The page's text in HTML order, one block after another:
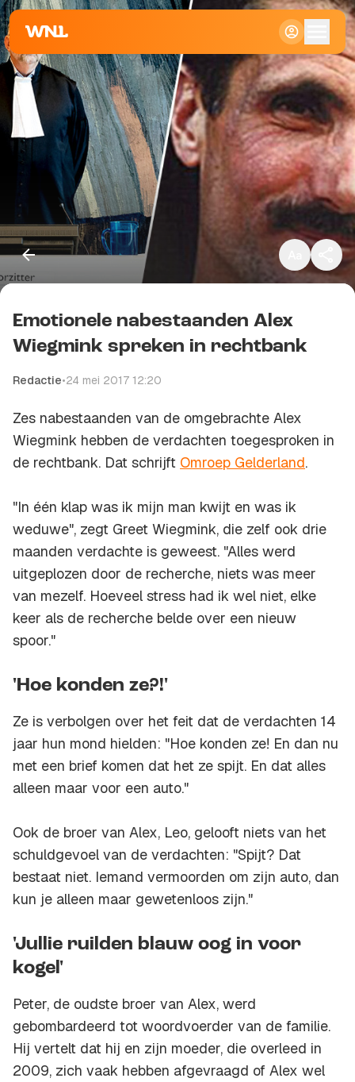
Klein
Standaard
Groot
Kopieer link
Emotionele nabestaanden Alex
Wiegmink spreken in rechtbank
Redactie•24 mei 2017 12:20
Zes nabestaanden van de omgebrachte Alex
Wiegmink hebben de verdachten toegesproken in
de rechtbank. Dat schrijft Omroep Gelderland.
"In één klap was ik mijn man kwijt en was ik
weduwe", zegt Greet Wiegmink, die zelf ook drie
maanden verdachte is geweest. "Alles werd
uitgeplozen door de recherche, niets was meer
van mezelf. Hoeveel stress had ik wel niet, elke
keer als de recherche belde over een nieuw
spoor."
'Hoe konden ze?!'
Ze is verbolgen over het feit dat de verdachten 14
jaar hun mond hielden: "Hoe konden ze! En dan nu
met een brief komen dat het ze spijt. En dat alles
alleen maar voor een auto."
Ook de broer van Alex, Leo, gelooft niets van het
schuldgevoel van de verdachten: "Spijt? Dat
bestaat niet. Iemand vermoorden om zijn auto, dan
kun je alleen maar gewetenloos zijn."
'Jullie ruilden blauw oog in voor
kogel'
Peter, de oudste broer van Alex, werd
gebombardeerd tot woordvoerder van de familie.
Hij vertelt dat hij en zijn moeder, die overleed in
2009, zich vaak hebben afgevraagd of Alex wel